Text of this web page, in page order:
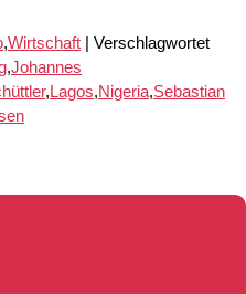
,Wirtschaft
Verschlagwortet
,Johannes
, Lagos,Nigeria,Sebastian